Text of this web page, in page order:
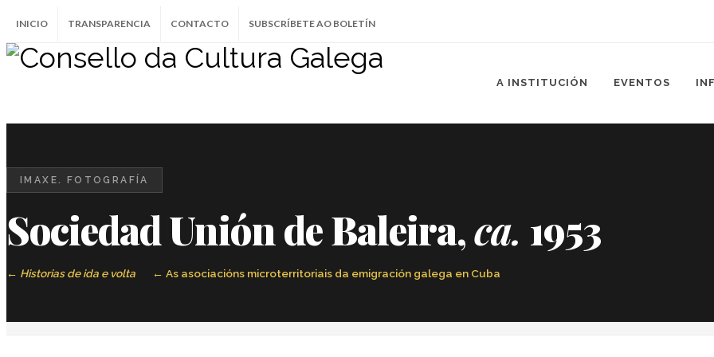
INICIO TRANSPARENCIA CONTACTO SUBSCRÍBETE AO BOLETÍN
A INSTITUCIÓN EVENTOS
IMAXE. FOTOGRAFÍA
Sociedad Unión de Baleira,ca. 1953
Historias de ida e volta As asociacións microterritoriais da emigración galega en Cuba